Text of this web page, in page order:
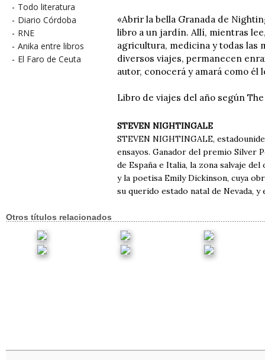
- Todo literatura
- Diario Córdoba
- RNE
- Anika entre libros
- El Faro de Ceuta
«Abrir la bella Granada de
libro a un jardín. Allí, mientras
agricultura, medicina y todas las
diversos viajes, permanecen
autor, conocerá y amará como él
Libro de viajes del año según
STEVEN NIGHTINGALE
STEVEN NIGHTINGALE,
ensayos. Ganador del premio Silver
de España e Italia, la zona salvaje
y la poetisa Emily Dickinson, cuya
su querido estado natal de Nevada,
Otros títulos relacionados